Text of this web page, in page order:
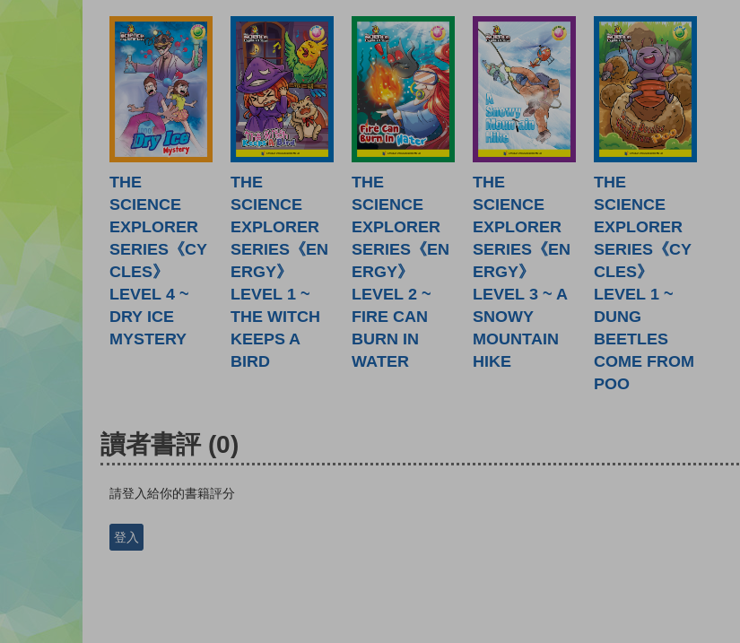
THE
SCIENCE
EXPLORER
SERIES《CY
CLES》
LEVEL 4 ~
DRY ICE
MYSTERY
THE
SCIENCE
EXPLORER
SERIES《EN
ERGY》
LEVEL 1 ~
THE WITCH
KEEPS A
BIRD
THE
SCIENCE
EXPLORER
SERIES《EN
ERGY》
LEVEL 2 ~
FIRE CAN
BURN IN
WATER
THE
SCIENCE
EXPLORER
SERIES《EN
ERGY》
LEVEL 3 ~ A
SNOWY
MOUNTAIN
HIKE
THE
SCIENCE
EXPLORER
SERIES《CY
CLES》
LEVEL 1 ~
DUNG
BEETLES
COME FROM
POO
讀者書評 (0)
請登入給你的書籍評分
登入